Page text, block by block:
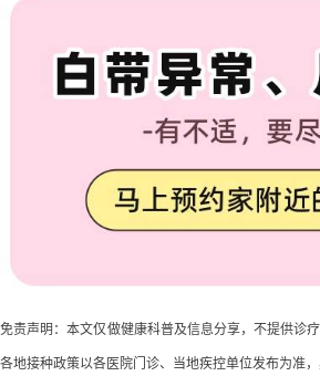
免责声明：本文仅做健康科普及信息分享，不提供诊
各地接种政策以各医院门诊、当地疾控单位发布为准